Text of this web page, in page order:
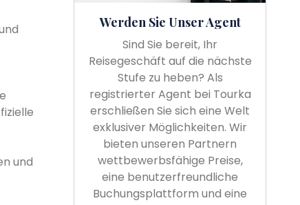
und
Werden Sie Unser Agent
Sind Sie bereit, Ihr
Reisegeschäft auf die nächste
Stufe zu heben? Als
registrierter Agent bei Tourka
erschließen Sie sich eine Welt
exklusiver Möglichkeiten. Wir
bieten unseren Partnern
wettbewerbsfähige Preise,
eine benutzerfreundliche
Buchungsplattform und eine